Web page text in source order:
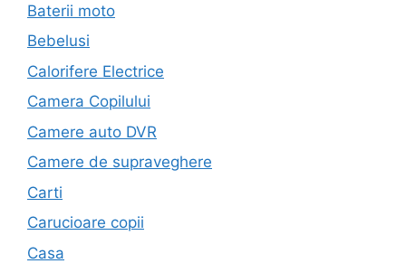
Baterii moto
Bebelusi
Calorifere Electrice
Camera Copilului
Camere auto DVR
Camere de supraveghere
Carti
Carucioare copii
Casa